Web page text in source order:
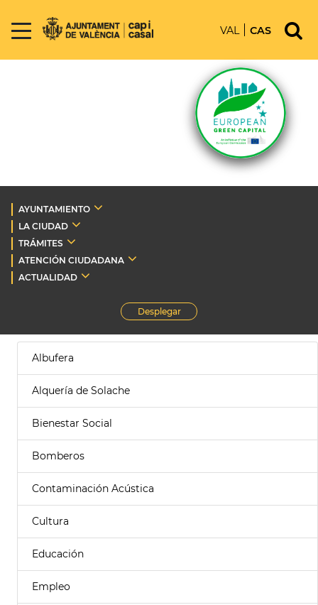
VAL CAS
AYUNTAMIENTO
LA CIUDAD
TRÁMITES
ATENCIÓN CIUDADANA
ACTUALIDAD
Desplegar
Albufera
Alquería de Solache
Bienestar Social
Bomberos
Contaminación Acústica
Cultura
Educación
Empleo